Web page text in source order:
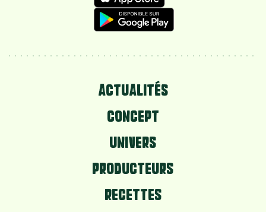
ACTUALITÉS
CONCEPT
UNIVERS
PRODUCTEURS
RECETTES